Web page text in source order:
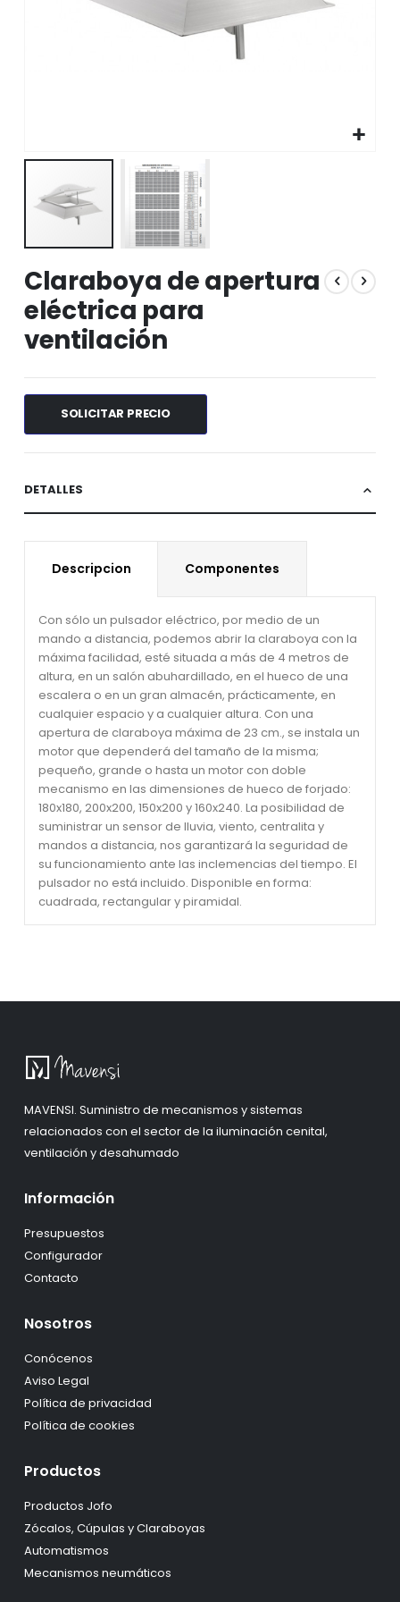
al
comienzo
de
la
galería
Claraboya de apertura
eléctrica para
ventilación
SOLICITAR PRECIO
DETALLES
Descripcion Componentes
Con sólo un pulsador eléctrico, por medio de un
mando a distancia, podemos abrir la claraboya con la
máxima facilidad, esté situada a más de 4 metros de
altura, en un salón abuhardillado, en el hueco de una
escalera o en un gran almacén, prácticamente, en
cualquier espacio y a cualquier altura. Con una
apertura de claraboya máxima de 23 cm., se instala un
motor que dependerá del tamaño de la misma;
pequeño, grande o hasta un motor con doble
mecanismo en las dimensiones de hueco de forjado:
180x180, 200x200, 150x200 y 160x240. La posibilidad de
suministrar un sensor de lluvia, viento, centralita y
mandos a distancia, nos garantizará la seguridad de
su funcionamiento ante las inclemencias del tiempo. El
pulsador no está incluido. Disponible en forma:
cuadrada, rectangular y piramidal.
MAVENSI. Suministro de mecanismos y sistemas
relacionados con el sector de la iluminación cenital,
ventilación y desahumado
Información
Presupuestos
Configurador
Contacto
Nosotros
Conócenos
Aviso Legal
Política de privacidad
Política de cookies
Productos
Productos Jofo
Zócalos, Cúpulas y Claraboyas
Automatismos
Mecanismos neumáticos